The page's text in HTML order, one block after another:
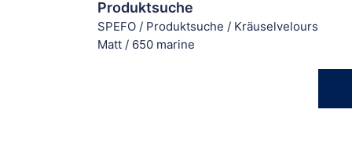
Produktsuche
SPEFO / Produktsuche / Kräuselvelours
Matt / 650 marine